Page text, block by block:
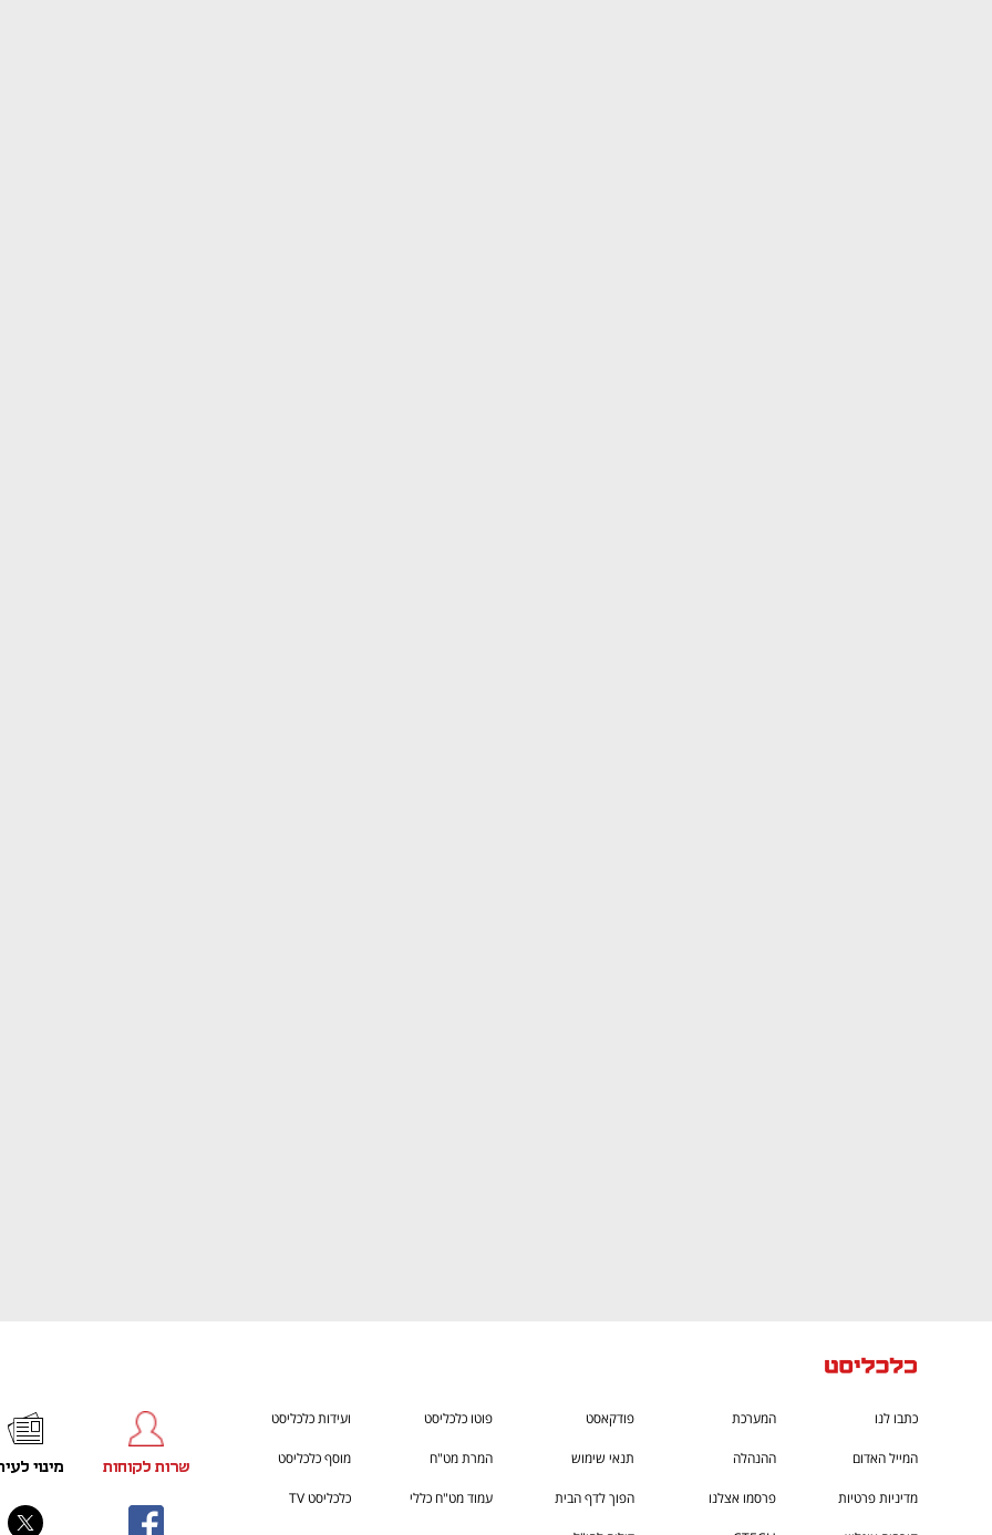
כתבו לנו המערכת פודקאסט פוטו כלכליסט ועידות כלכליסט
המייל האדום ההנהלה תנאי שימוש המרת מט"ח מוסף כלכליסט
מדיניות פרטיות פרסמו אצלנו הפוך לדף הבית עמוד מט"ח כללי כלכליסט TV
שרות לקוחות מינוי